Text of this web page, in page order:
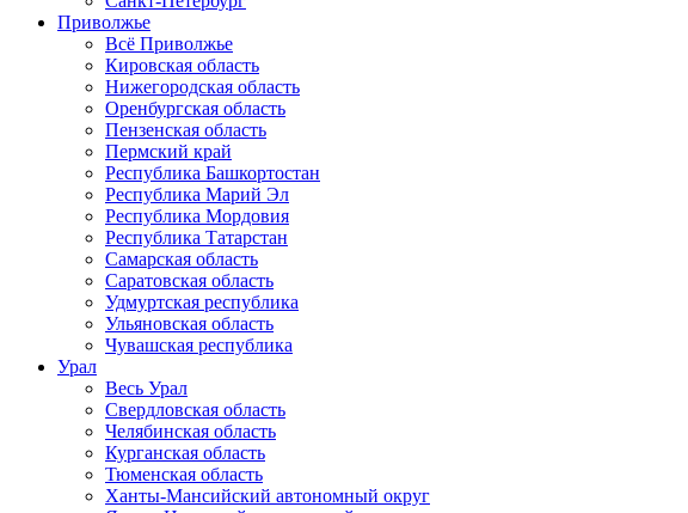
Приволжье
Всё Приволжье
Кировская область
Нижегородская область
Оренбургская область
Пензенская область
Пермский край
Республика Башкортостан
Республика Марий Эл
Республика Мордовия
Республика Татарстан
Самарская область
Саратовская область
Удмуртская республика
Ульяновская область
Чувашская республика
Урал
Весь Урал
Свердловская область
Челябинская область
Курганская область
Тюменская область
Ханты-Мансийский автономный округ